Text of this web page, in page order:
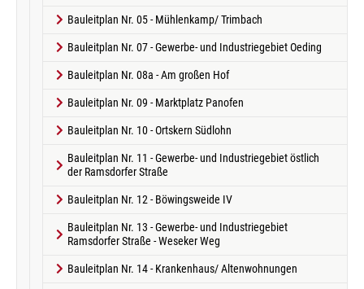
Bauleitplan Nr. 05 - Mühlenkamp/ Trimbach
Bauleitplan Nr. 07 - Gewerbe- und Industriegebiet Oeding
Bauleitplan Nr. 08a - Am großen Hof
Bauleitplan Nr. 09 - Marktplatz Panofen
Bauleitplan Nr. 10 - Ortskern Südlohn
Bauleitplan Nr. 11 - Gewerbe- und Industriegebiet östlich
der Ramsdorfer Straße
Bauleitplan Nr. 12 - Böwingsweide IV
Bauleitplan Nr. 13 - Gewerbe- und Industriegebiet
Ramsdorfer Straße - Weseker Weg
Bauleitplan Nr. 14 - Krankenhaus/ Altenwohnungen